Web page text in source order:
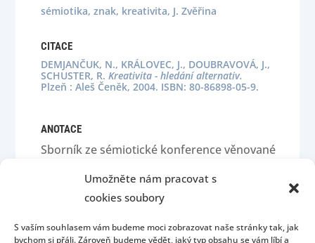
Umožněte nám pracovat s
cookies soubory
S vaším souhlasem vám budeme moci zobrazovat naše stránky tak, jak
bychom si přáli. Zároveň budeme vědět, jaký typ obsahu se vám líbí a
sémiotika, znak, kreativita, J. Zvěřina
CITACE
DEMJANČUK, N., KRÁLOVEC, J., DOUBRAVOVÁ, J.,
SCHUSTER, R. Kreativita - hledání alternativ.
Plzeň : Aleš Čeněk, 2004. ISBN: 80-86898-05-9.
ANOTACE
Sborník ze sémiotické konference věnované